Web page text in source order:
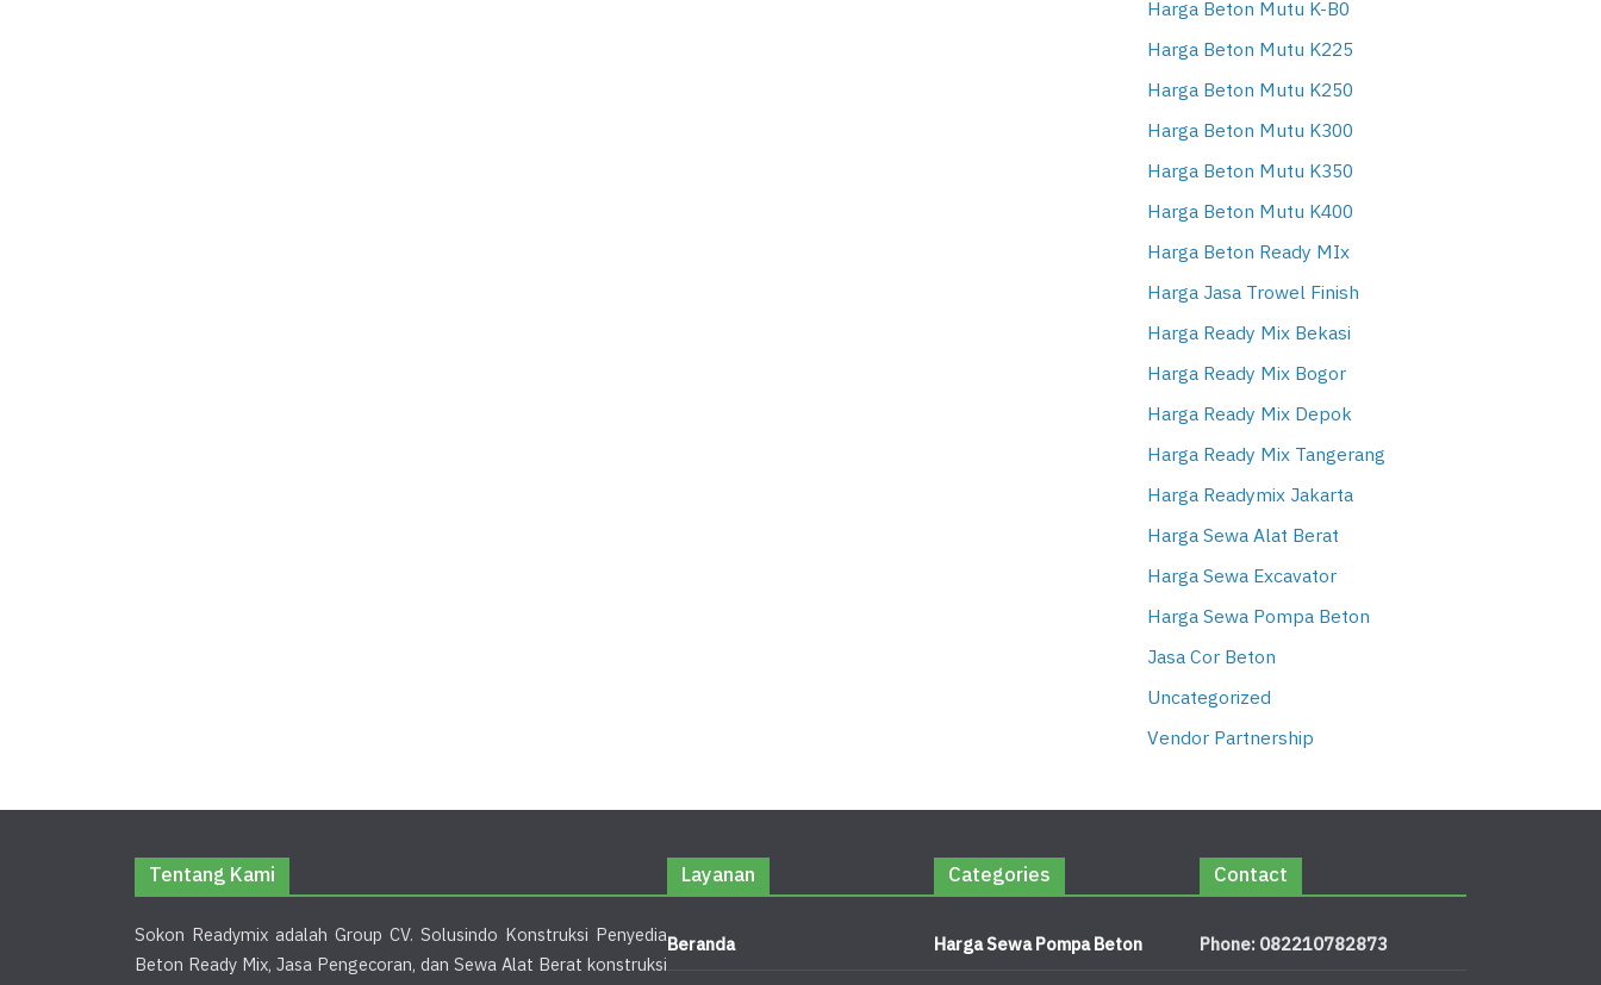
Harga Beton Mutu K-B0
Harga Beton Mutu K225
Harga Beton Mutu K250
Harga Beton Mutu K300
Harga Beton Mutu K350
Harga Beton Mutu K400
Harga Beton Ready MIx
Harga Jasa Trowel Finish
Harga Ready Mix Bekasi
Harga Ready Mix Bogor
Harga Ready Mix Depok
Harga Ready Mix Tangerang
Harga Readymix Jakarta
Harga Sewa Alat Berat
Harga Sewa Excavator
Harga Sewa Pompa Beton
Jasa Cor Beton
Uncategorized
Vendor Partnership
Tentang Kami
Sokon Readymix adalah Group CV. Solusindo Konstruksi Penyedia
Beton Ready Mix, Jasa Pengecoran, dan Sewa Alat Berat konstruksi
Layanan
Beranda
Categories
Harga Sewa Pompa Beton
Contact
Phone: 082210782873